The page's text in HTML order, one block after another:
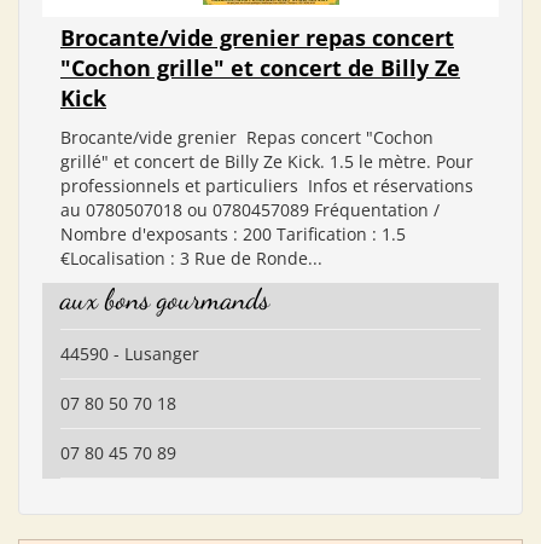
Brocante/vide grenier repas concert
"Cochon grille" et concert de Billy Ze
Kick
Brocante/vide grenier Repas concert "Cochon
grillé" et concert de Billy Ze Kick. 1.5 le mètre. Pour
professionnels et particuliers Infos et réservations
au 0780507018 ou 0780457089 Fréquentation /
Nombre d'exposants : 200 Tarification : 1.5
€Localisation : 3 Rue de Ronde...
aux bons gourmands
44590 - Lusanger
07 80 50 70 18
07 80 45 70 89